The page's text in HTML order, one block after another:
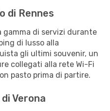
di Rennes
gamma di servizi durante
di lusso alla
gli ultimi souvenir, un
collegati alla rete Wi-Fi
pasto prima di partire.
Verona